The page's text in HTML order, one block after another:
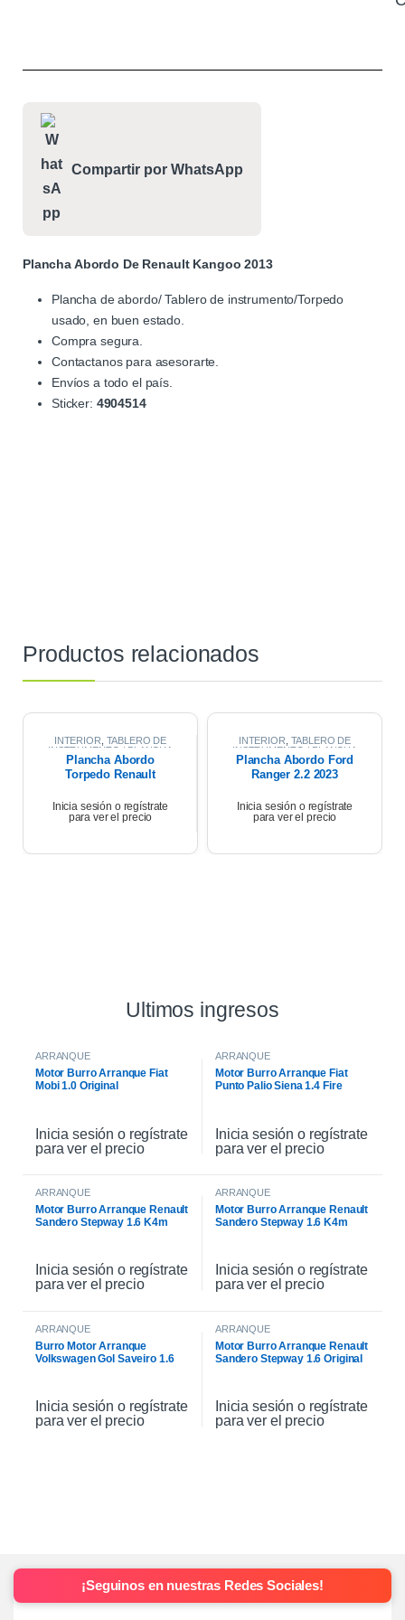
Compartir por WhatsApp
Plancha Abordo De Renault Kangoo 2013
Plancha de abordo/ Tablero de instrumento/Torpedo
usado, en buen estado.
Compra segura.
Contactanos para asesorarte.
Envíos a todo el país.
Sticker: 4904514
Productos relacionados
INTERIOR TABLERO DE
INSTRUMENTO / PLANCHA
ABORDO
Plancha Abordo
Torpedo Renault
Inicia sesión o regístrate
para ver el precio
INTERIOR TABLERO DE
INSTRUMENTO / PLANCHA
ABORDO
Plancha Abordo Ford
Ranger 2.2 2023
Inicia sesión o regístrate
para ver el precio
Ultimos ingresos
ARRANQUE
Motor Burro Arranque Fiat
Mobi 1.0 Original
Inicia sesión o regístrate
para ver el precio
ARRANQUE
Motor Burro Arranque Fiat
Punto Palio Siena 1.4 Fire
Inicia sesión o regístrate
para ver el precio
ARRANQUE
Motor Burro Arranque Renault
Sandero Stepway 1.6 K4m
Inicia sesión o regístrate
para ver el precio
ARRANQUE
Motor Burro Arranque Renault
Sandero Stepway 1.6 K4m
Inicia sesión o regístrate
para ver el precio
ARRANQUE
Burro Motor Arranque
Volkswagen Gol Saveiro 1.6
Inicia sesión o regístrate
para ver el precio
ARRANQUE
Motor Burro Arranque Renault
Sandero Stepway 1.6 Original
Inicia sesión o regístrate
para ver el precio
¡Seguinos en nuestras Redes Sociales!